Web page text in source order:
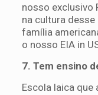
nosso exclusivo
na cultura
família
o nosso EIA in
7. Tem ensino
Escola laica